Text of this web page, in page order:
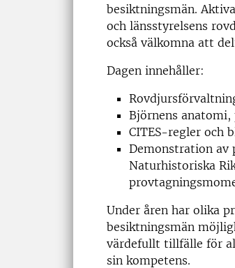
besiktningsmän.
och länsstyrelsens
också välkomna att
Dagen innehåller:
Björnens anatomi,
CITES-regler och
Demonstration av
Naturhistoriska
Under åren har olika
besiktningsmän
värdefullt tillfälle för
sin kompetens.